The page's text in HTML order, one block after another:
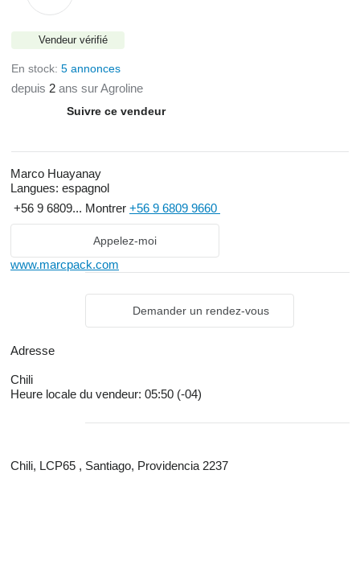
Vendeur vérifié
En stock: 5 annonces
depuis 2 ans sur Agroline
Suivre ce vendeur
Marco Huayanay
Langues: espagnol
+56 9 6809... Montrer +56 9 6809 9660
Appelez-moi
www.marcpack.com
Demander un rendez-vous
Adresse
Chili
Heure locale du vendeur: 05:50 (-04)
Chili, LCP65 , Santiago, Providencia 2237